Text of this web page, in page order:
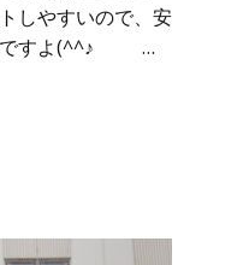
しやすいので、安
ですよ(^^♪ …